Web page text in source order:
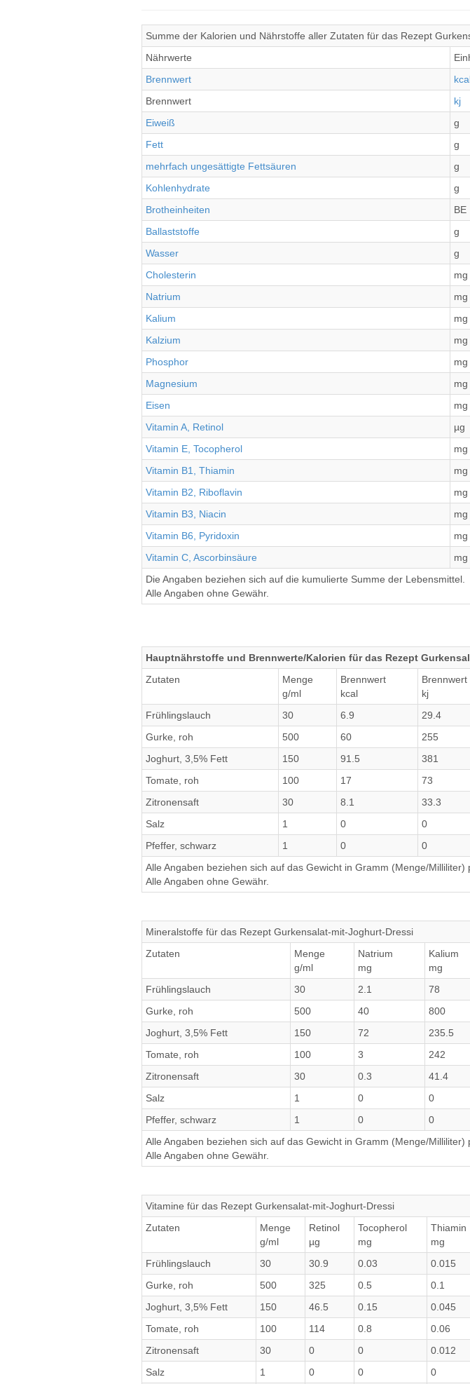
Summe der Kalorien und Nährstoffe aller Zutaten für das Rezept
Nährwerte
Brennwert
Brennwert
kj
Eiweiß
g
Fett
g
mehrfach ungesättigte Fettsäuren
g
Kohlenhydrate
g
Brotheinheiten
BE
Ballaststoffe
g
Wasser
g
Cholesterin
mg
Natrium
mg
Kalium
mg
Kalzium
mg
Phosphor
mg
Magnesium
mg
Eisen
mg
Vitamin A, Retinol
µg
Vitamin E, Tocopherol
mg
Vitamin B1, Thiamin
mg
Vitamin B2, Riboflavin
mg
Vitamin B3, Niacin
mg
Vitamin B6, Pyridoxin
mg
Vitamin C, Ascorbinsäure
mg
Die Angaben beziehen sich auf die kumulierte Summe der Lebensmittel.
Alle Angaben ohne Gewähr.
Hauptnährstoffe und Brennwerte/Kalorien für das Rezept
Zutaten
Menge
g/ml
Brennwert
kcal
Brennwert
kj
Frühlingslauch
30 6.9 29.4
Gurke, roh
500 60 255
Joghurt, 3,5% Fett
150 91.5 381
Tomate, roh
100 17 73
Zitronensaft
30 8.1 33.3
Salz
1 0 0
Pfeffer, schwarz
1 0 0
Alle Angaben beziehen sich auf das Gewicht in Gramm (Menge/
Alle Angaben ohne Gewähr.
Mineralstoffe für das Rezept Gurkensalat-mit-Joghurt-Dressi
Zutaten
Menge
g/ml
Natrium
mg
Kalium
mg
Frühlingslauch
30 2.1 78
Gurke, roh
500 40 800
Joghurt, 3,5% Fett
150 72 235.5
Tomate, roh
100 3 242
Zitronensaft
30 0.3 41.4
Salz
1 0 0
Pfeffer, schwarz
1 0 0
Alle Angaben beziehen sich auf das Gewicht in Gramm (Menge/
Alle Angaben ohne Gewähr.
Vitamine für das Rezept Gurkensalat-mit-Joghurt-Dressi
Zutaten
Menge
g/ml
Retinol
µg
Tocopherol
mg
Thiamin
mg
Frühlingslauch
30 30.9 0.03 0.015
Gurke, roh
500 325 0.5 0.1
Joghurt, 3,5% Fett
150 46.5 0.15 0.045
Tomate, roh
100 114 0.8 0.06
Zitronensaft
30 0 0 0.012
Salz
1 0 0 0